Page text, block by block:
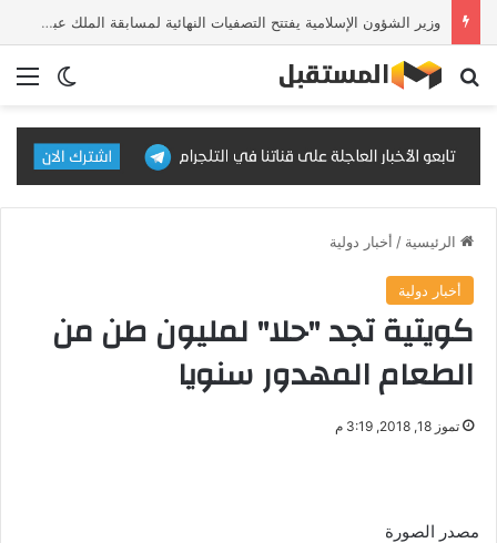
وزير الشؤون الإسلامية يفتتح التصفيات النهائية لمسابقة الملك عبدالعزيز الدولية للقرآن الكريم في دورتها الـ46
الوضع بحث عن
الرئيسية / أخبار دولية
أخبار دولية
كويتية تجد "حلا" لمليون طن من
الطعام المهدور سنويا
تموز 18, 2018, 3:19 م
مصدر الصورة